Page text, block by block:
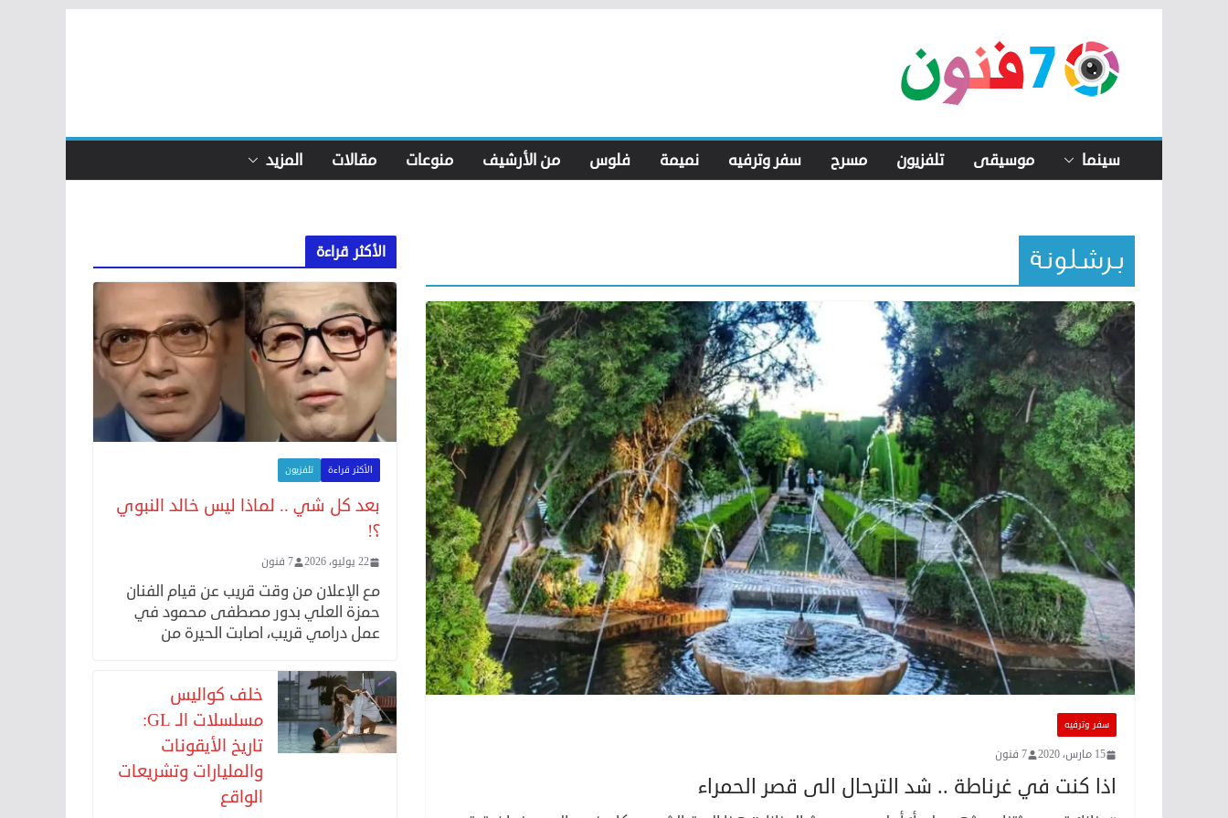
content
سينما موسيقى تلفزيون مسرح سفر وترفيه نميمة فلوس من الأرشيف منوعات مقالات المزيد
برشلونة
سفر وترفيه
15 مارس، 2020 7 فنون
اذا كنت في غرناطة .. شد الترحال الى قصر الحمراء
الأكثر قراءة
الأكثر قراءة تلفزيون
بعد كل شي .. لماذا ليس خالد النبوي
؟!
22 يوليو، 2026 7 فنون
مع الإعلان من وقت قريب عن قيام الفنان
حمزة العلي بدور مصطفى محمود في
عمل درامي قريب، اصابت الحيرة من
خلف كواليس
مسلسلات الـ GL:
تاريخ الأيقونات
والمليارات وتشريعات
الواقع